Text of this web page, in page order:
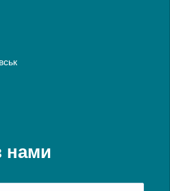
нами